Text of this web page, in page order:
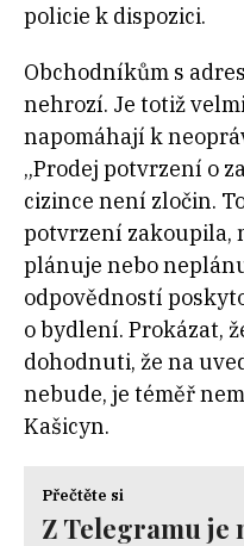
policie k dispozici.
Obchodníkům s
nehrozí. Je totiž
napomáhají k
„Prodej potvrzení o
cizince není zločin.
potvrzení zakoupila,
plánuje nebo
odpovědností
o bydlení. Prokázat,
dohodnuti, že na
nebude, je téměř
Kašicyn.
Přečtěte si
Z Telegramu je